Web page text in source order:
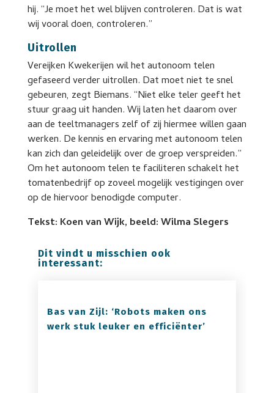
hij. “Je moet het wel blijven controleren. Dat is wat
wij vooral doen, controleren.”
Uitrollen
Vereijken Kwekerijen wil het autonoom telen
gefaseerd verder uitrollen. Dat moet niet te snel
gebeuren, zegt Biemans. “Niet elke teler geeft het
stuur graag uit handen. Wij laten het daarom over
aan de teeltmanagers zelf of zij hiermee willen gaan
werken. De kennis en ervaring met autonoom telen
kan zich dan geleidelijk over de groep verspreiden.”
Om het autonoom telen te faciliteren schakelt het
tomatenbedrijf op zoveel mogelijk vestigingen over
op de hiervoor benodigde computer.
Tekst: Koen van Wijk, beeld: Wilma Slegers
Dit vindt u misschien ook
interessant:
Bas van Zijl: ‘Robots maken ons
werk stuk leuker en efficiënter’